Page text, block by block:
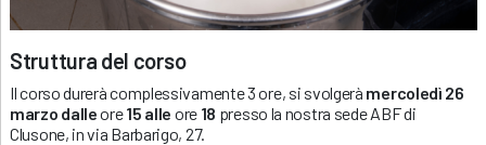
Struttura del corso
Il corso durerà complessivamente 3 ore, si svolgerà mercoledì 26
marzo dalleore15 alle ore 18 presso la nostra sede ABF di
Clusone, in via Barbarigo, 27.